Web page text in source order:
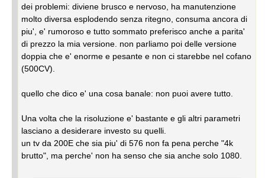
dei problemi: diviene brusco e nervoso, ha manutenzione
molto diversa esplodendo senza ritegno, consuma ancora di
piu', e' rumoroso e tutto sommato preferisco anche a parita'
di prezzo la mia versione. non parliamo poi delle versione
doppia che e' enorme e pesante e non ci starebbe nel cofano
(500CV).
quello che dico e' una cosa banale: non puoi avere tutto.
Una volta che la risoluzione e' bastante e gli altri parametri
lasciano a desiderare investo su quelli.
un tv da 200E che sia piu' di 576 non fa pena perche "4k
brutto", ma perche' non ha senso che sia anche solo 1080.